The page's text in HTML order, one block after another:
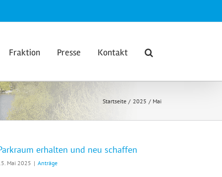
Fraktion Presse Kontakt
Startseite 2025 Mai
erhalten und neu schaffen
Mai 2025 | Anträge